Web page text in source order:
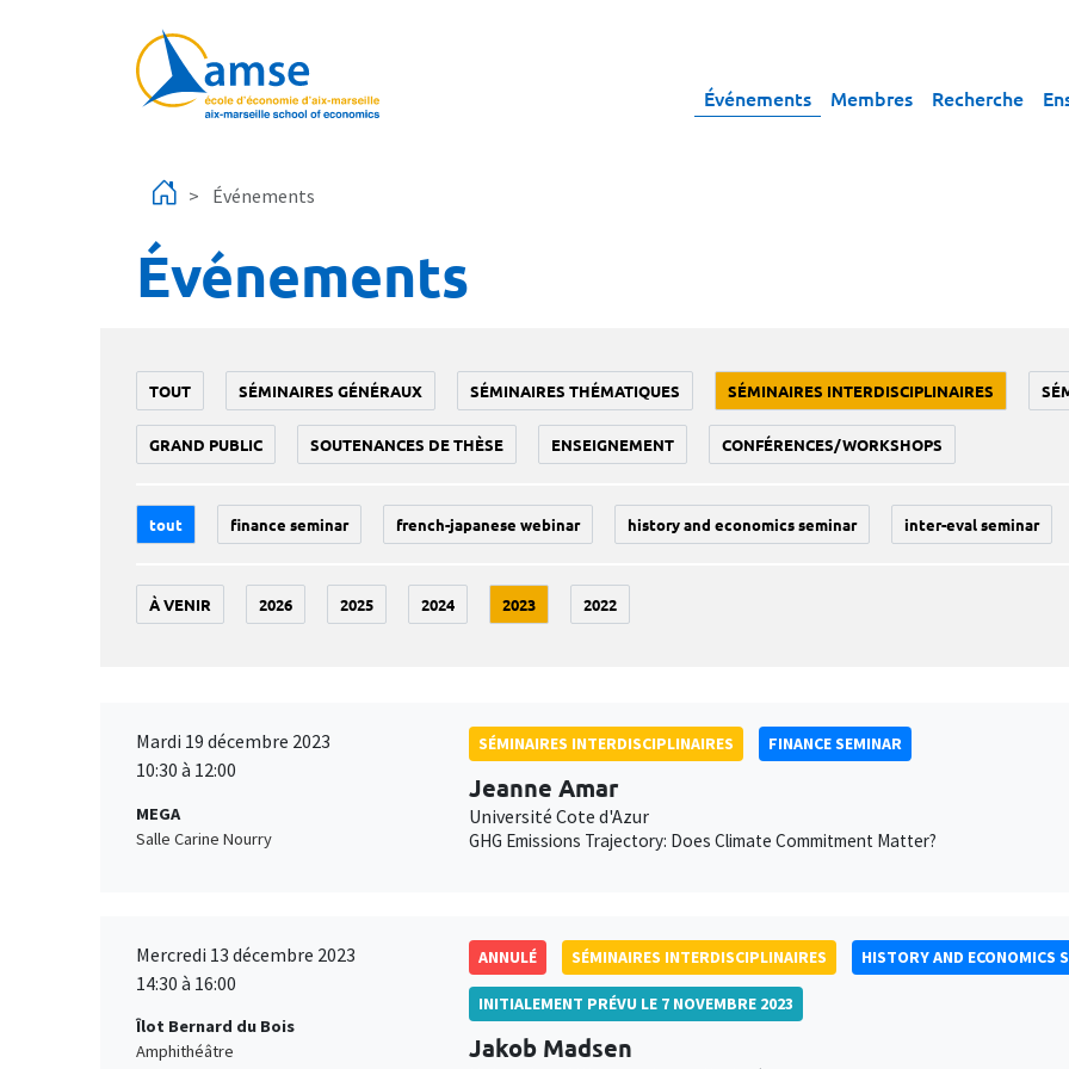
Événements Membres Recherche
Événements
Événements
TOUT SÉMINAIRES GÉNÉRAUX SÉMINAIRES THÉMATIQUES SÉMINAIRES INTERDISCIPLINAIRES
GRAND PUBLIC SOUTENANCES DE THÈSE ENSEIGNEMENT CONFÉRENCES/WORKSHOPS
tout finance seminar french-japanese webinar history and economics seminar inter-eval seminar
À VENIR 2026 2025 2024 2023 2022
Mardi 19 décembre 2023
10:30 à 12:00
MEGA
Salle Carine Nourry
SÉMINAIRES INTERDISCIPLINAIRES FINANCE SEMINAR
Jeanne Amar
Université Cote d'Azur
GHG Emissions Trajectory: Does Climate Commitment Matter?
Mercredi 13 décembre 2023
14:30 à 16:00
Îlot Bernard du Bois
Amphithéâtre
ANNULÉ SÉMINAIRES INTERDISCIPLINAIRES HISTORY AND ECONOMICS
INITIALEMENT PRÉVU LE 7 NOVEMBRE 2023
Jakob Madsen